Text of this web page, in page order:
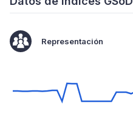
Representación